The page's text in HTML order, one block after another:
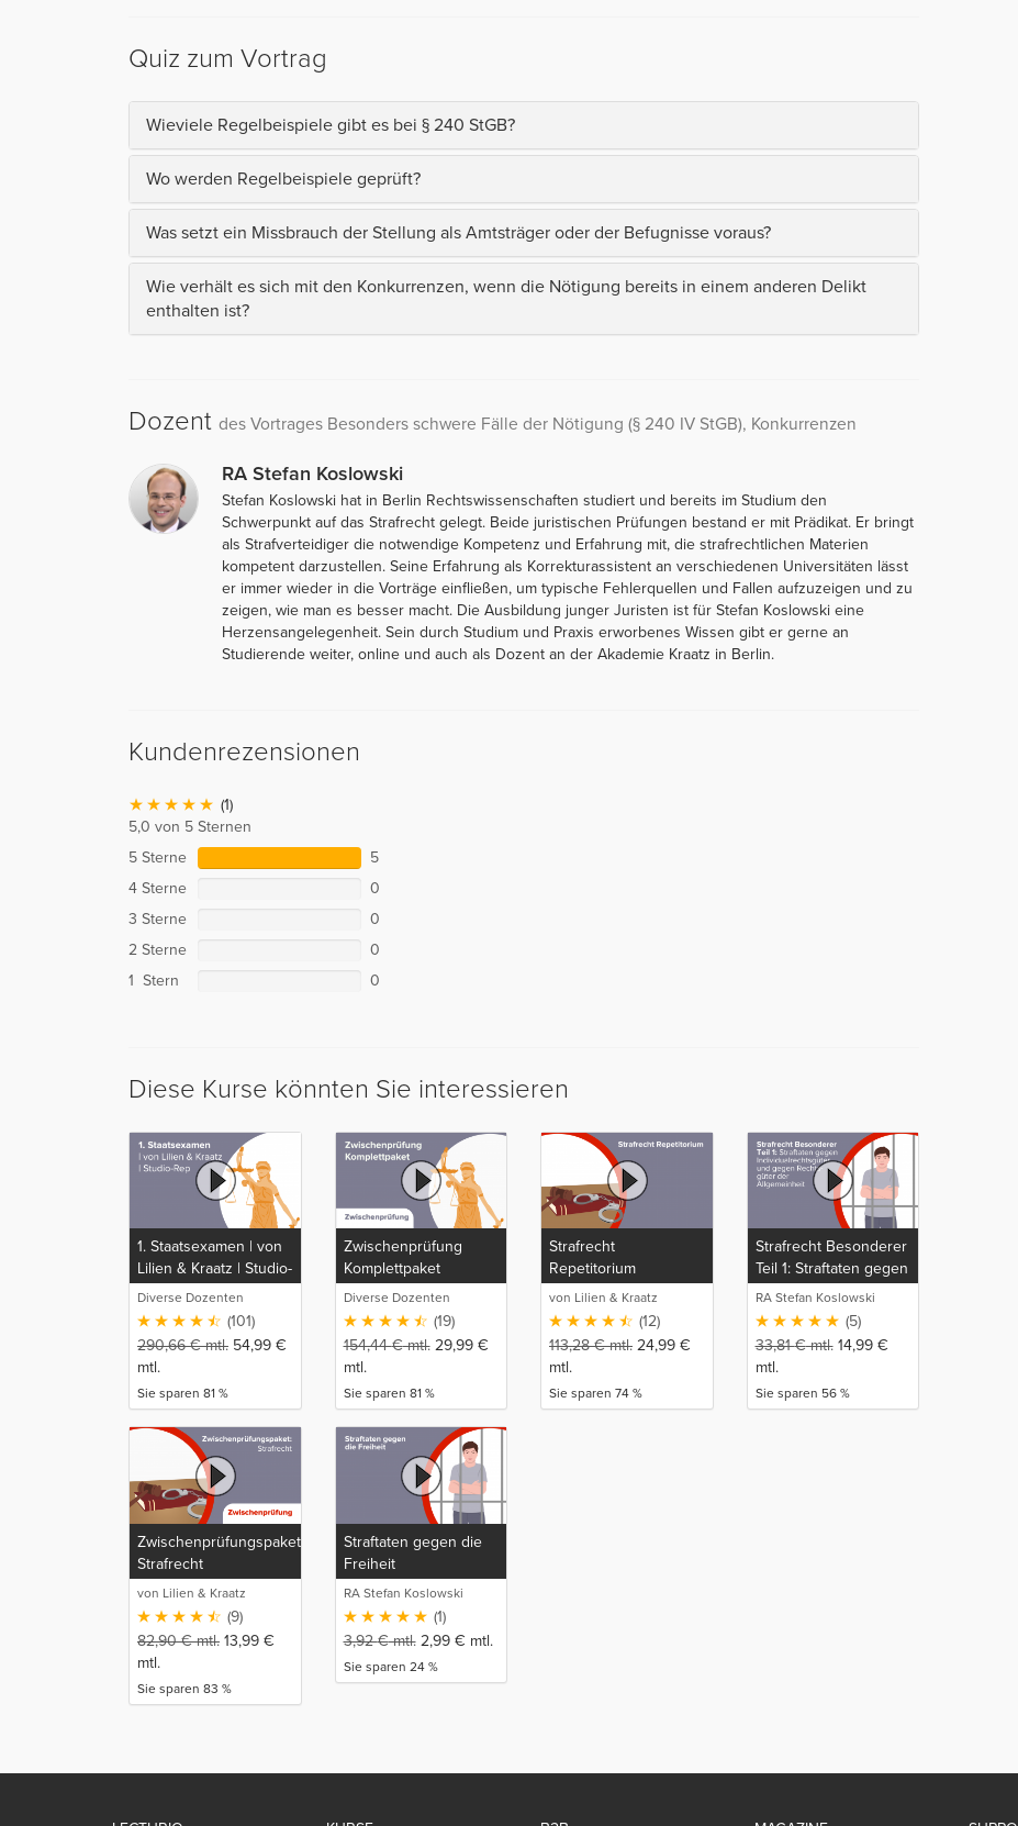
Quiz zum Vortrag
Wieviele Regelbeispiele gibt es bei § 240 StGB?
Wo werden Regelbeispiele geprüft?
Was setzt ein Missbrauch der Stellung als Amtsträger oder der Befugnisse voraus?
Wie verhält es sich mit den Konkurrenzen, wenn die Nötigung bereits in einem anderen Delikt
enthalten ist?
Dozent des Vortrages Besonders schwere Fälle der Nötigung (§ 240 IV StGB), Konkurrenzen
RA Stefan Koslowski
Stefan Koslowski hat in Berlin Rechtswissenschaften studiert und bereits im Studium den
Schwerpunkt auf das Strafrecht gelegt. Beide juristischen Prüfungen bestand er mit Prädikat. Er bringt
als Strafverteidiger die notwendige Kompetenz und Erfahrung mit, die strafrechtlichen Materien
kompetent darzustellen. Seine Erfahrung als Korrekturassistent an verschiedenen Universitäten lässt
er immer wieder in die Vorträge einfließen, um typische Fehlerquellen und Fallen aufzuzeigen und zu
zeigen, wie man es besser macht. Die Ausbildung junger Juristen ist für Stefan Koslowski eine
Herzensangelegenheit. Sein durch Studium und Praxis erworbenes Wissen gibt er gerne an
Studierende weiter, online und auch als Dozent an der Akademie Kraatz in Berlin.
Kundenrezensionen
(1)
5,0 von 5 Sternen
5 Sterne
5
4 Sterne
0
3 Sterne
0
2 Sterne
0
1 Stern
0
Diese Kurse könnten Sie interessieren
1. Staatsexamen | von
Lilien & Kraatz | Studio-
Rep
Diverse Dozenten
(101)
290,66€mtl. 54,99 €
mtl.
Sie sparen 81 %
Zwischenprüfung
Komplettpaket
Diverse Dozenten
(19)
154,44€mtl. 29,99 €
mtl.
Sie sparen 81 %
Strafrecht
Repetitorium
von Lilien & Kraatz
(12)
113,28€mtl. 24,99 €
mtl.
Sie sparen 74 %
Strafrecht Besonderer
Teil 1: Straftaten gegen
Individualrechtsgüter
und gegen
Rechtsgüter der
Allgemeinheit
RA Stefan Koslowski
(5)
33,81€mtl. 14,99 €
mtl.
Sie sparen 56 %
Zwischenprüfungspaket:
Strafrecht
von Lilien & Kraatz
(9)
82,90€mtl. 13,99 €
mtl.
Sie sparen 83 %
Straftaten gegen die
Freiheit
RA Stefan Koslowski
(1)
3,92€mtl. 2,99 € mtl.
Sie sparen 24 %